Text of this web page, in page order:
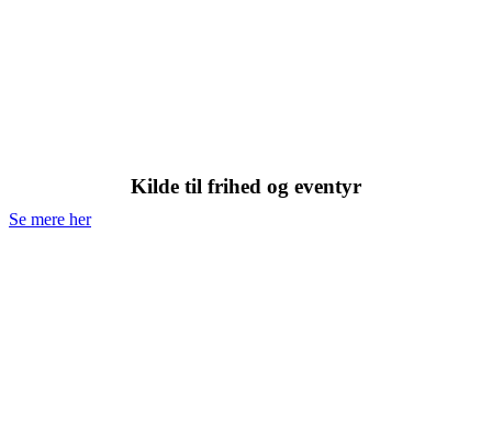
Kilde til frihed og eventyr
Se mere her